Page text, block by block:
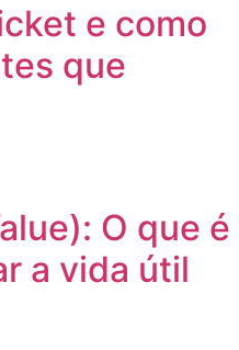
e como
que
O que é
a vida útil